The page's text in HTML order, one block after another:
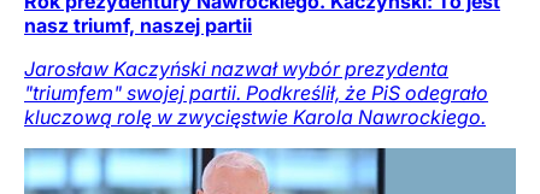
nasz triumf, naszej partii
Jarosław Kaczyński nazwał wybór prezydenta
"triumfem" swojej partii. Podkreślił, że PiS odegrało
kluczową rolę w zwycięstwie Karola Nawrockiego.